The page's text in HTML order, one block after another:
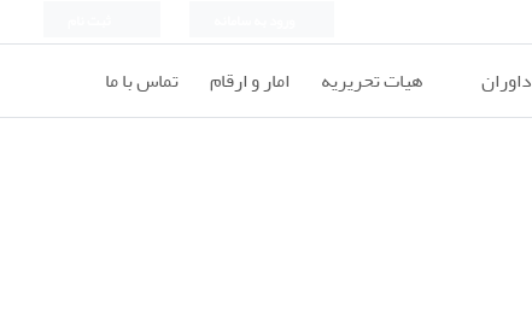
داوران هیات تحریریه امار و ارقام تماس با ما